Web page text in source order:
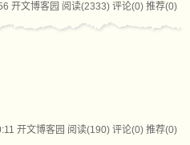
开文博客园 阅读(2333) 评论(0) 推荐(0)
开文博客园 阅读(190) 评论(0) 推荐(0)